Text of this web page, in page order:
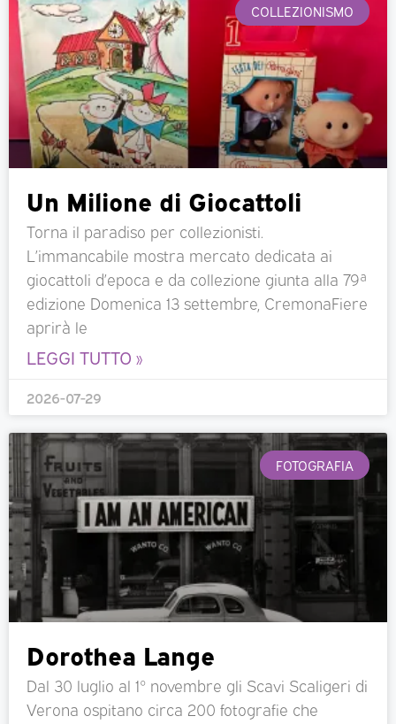
COLLEZIONISMO
Un Milione di Giocattoli
Torna il paradiso per collezionisti.
L’immancabile mostra mercato dedicata ai
giocattoli d’epoca e da collezione giunta alla 79ª
edizione Domenica 13 settembre, CremonaFiere
aprirà le
LEGGI TUTTO »
2026-07-29
FOTOGRAFIA
Dorothea Lange
Dal 30 luglio al 1° novembre gli Scavi Scaligeri di
Verona ospitano circa 200 fotografie che